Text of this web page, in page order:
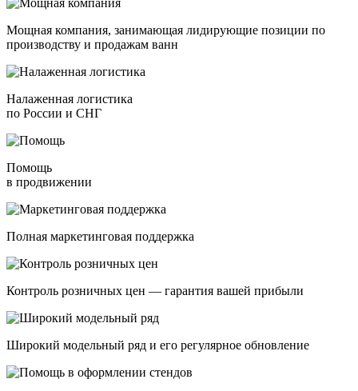
Мощная компания, занимающая лидирующие позиции по
производству и продажам ванн
Налаженная логистика
по России и СНГ
Помощь
в продвижении
Полная маркетинговая поддержка
Контроль розничных цен — гарантия вашей прибыли
Широкий модельный ряд и его регулярное обновление